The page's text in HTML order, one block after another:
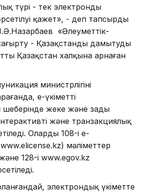
түрі - тек электронды
қажет», - деп тапсырды
«Әлеуметтік-
- Қазақстанды дамытудың
Қазақстан халқына арнаған
министрлігінің
е-үкіметтің
жеке және заңды
және транзакциялық
Олардың 108-і е-
мәліметтер
128-і www.egov.kz
электрондық үкіметте